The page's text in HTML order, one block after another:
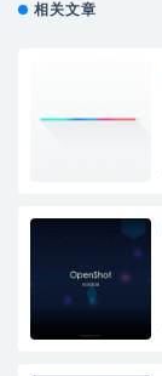
相关文章